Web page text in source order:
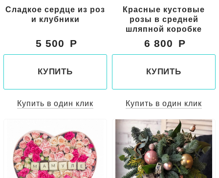
Сладкое сердце из роз
и клубники
5 500
КУПИТЬ
Купить в один клик
Красные кустовые
розы в средней
шляпной коробке
6 800
КУПИТЬ
Купить в один клик